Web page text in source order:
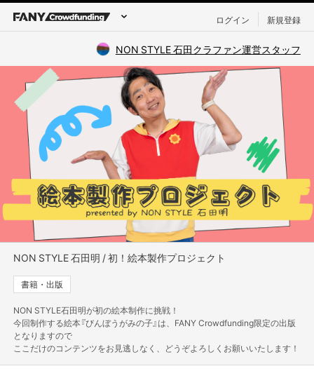
ログイン 新規登録
NON STYLE 石田クラファン運営スタッフ
NON STYLE 石田明 / 初！絵本製作プロジェクト
書籍・出版
NON STYLE石田明が初の絵本制作に挑戦！
今回制作する絵本『びんぼうがみの子』は、FANY Crowdfunding限定の出版
となりますので
ここだけのコンテンツをお見逃しなく、どうぞよろしくお願いいたします！